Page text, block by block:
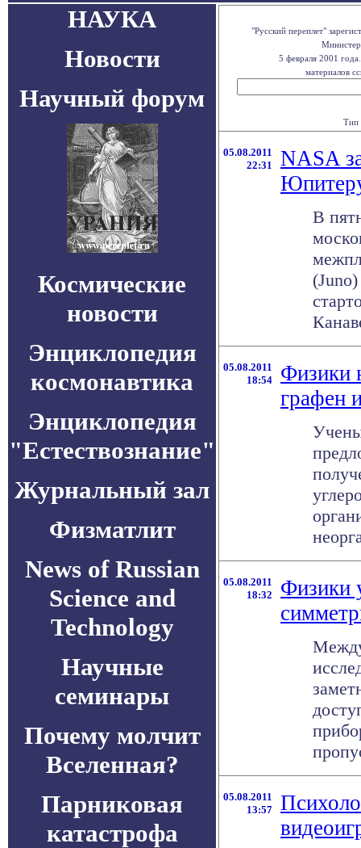
НАУКА
Новости
Научный форум
Космические
новости
Энциклопедия
космонавтика
Энциклопедия
"Естествознание"
Журнальный зал
Физматлит
News of Russian
Science and
Technology
Научные
семинары
Почему молчит
Вселенная?
Парниковая
катастрофа
"Русский переплет"
5 февраля 2001
материалов
Тип
05.08.2011
22:31
NASA
В
05.08.2011
18:54
Физики
графен
05.08.2011
18:32
Физики
05.08.2011
13:57